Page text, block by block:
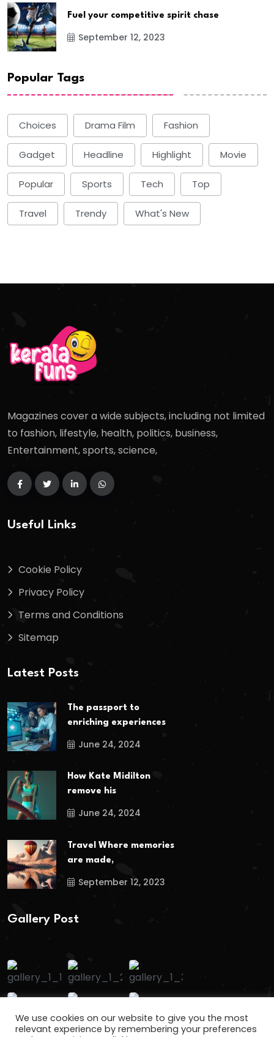
Fuel your competitive spirit chase
September 12, 2023
Popular Tags
Choices Drama Film Fashion
Gadget Headline Highlight Movie
Popular Sports Tech Top
Travel Trendy What's New
Magazines cover a wide subjects, including not limited
to fashion, lifestyle, health, politics, business,
Entertainment, sports, science,
Useful Links
Cookie Policy
Privacy Policy
Terms and Conditions
Sitemap
Latest Posts
The passport to
enriching experiences
June 24, 2024
How Kate Midilton
remove his
June 24, 2024
Travel Where memories
are made,
September 12, 2023
Gallery Post
We use cookies on our website to give you the most
relevant experience by remembering your preferences